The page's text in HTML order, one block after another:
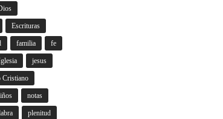
Escrituras
familia fe
jesus
Cristiano
notas
plenitud